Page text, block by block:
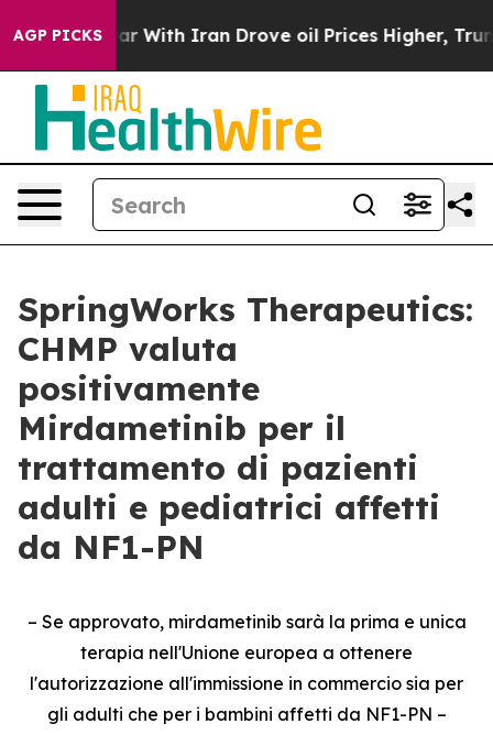
AGP PICKS
With Iran Drove oil Prices Higher, Trump Gave
SpringWorks Therapeutics:
CHMP valuta
positivamente
Mirdametinib per il
trattamento di pazienti
adulti e pediatrici affetti
da NF1-PN
– Se approvato, mirdametinib sarà la prima e unica
terapia nell'Unione europea a ottenere
l'autorizzazione all'immissione in commercio sia per
gli adulti che per i bambini affetti da NF1-PN –